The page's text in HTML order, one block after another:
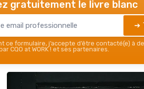
gratuitement le livre blanc
➔
ce formulaire, j’accepte d’être contacté(e) à
CQO at WORK ! et ses partenaires.